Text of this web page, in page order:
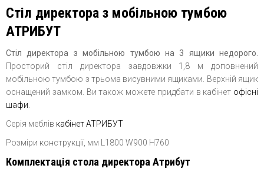
Стіл директора з мобільною тумбою
АТРИБУТ
Стіл директора з мобільною тумбою на 3 ящики недорого.
Просторий стіл директора завдовжки 1,8 м доповнений
мобільною тумбою з трьома висувними ящиками. Верхній ящик
оснащений замком. Ви також можете придбати в кабінет офісні
шафи
Серія меблів кабінет АТРИБУТ
Розміри конструкції, мм L1800 W900 H760
Комплектація стола директора Атрибут